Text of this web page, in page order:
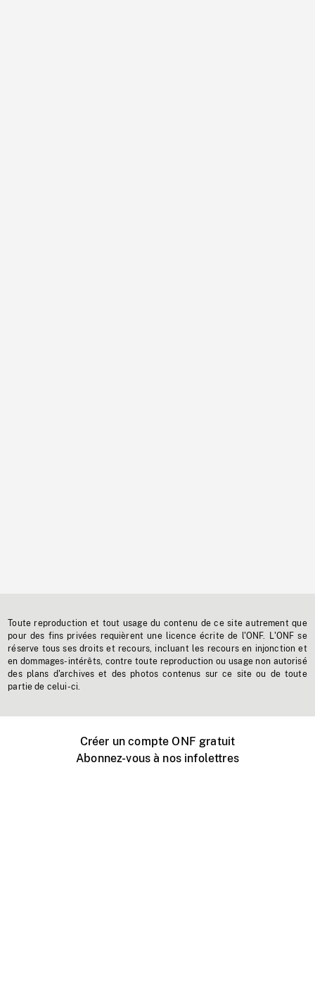
Toute reproduction et tout usage du contenu de ce site autrement que
pour des fins privées requièrent une licence écrite de l'ONF. L'ONF se
réserve tous ses droits et recours, incluant les recours en injonction et
en dommages-intérêts, contre toute reproduction ou usage non autorisé
des plans d'archives et des photos contenus sur ce site ou de toute
partie de celui-ci.
Créer un compte ONF gratuit
Abonnez-vous à nos infolettres